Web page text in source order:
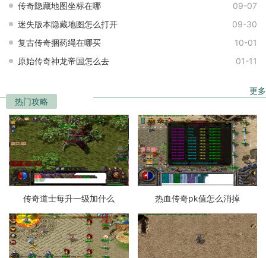
传奇隐藏地图坐标在哪
09-07
迷失版本隐藏地图怎么打开
09-30
复古传奇捆药绳在哪买
10-01
原始传奇神龙帝国怎么去
01-11
热门攻略
更多
传奇道士每升一级加什么 热血传奇pk值怎么消掉